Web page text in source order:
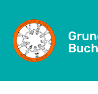
content
Buch
Das sind wir
Stups,